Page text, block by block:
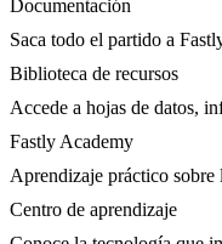
Documentación
Saca todo el partido a
Biblioteca de recursos
Accede a hojas de datos,
Fastly Academy
Aprendizaje práctico sobre
Centro de aprendizaje